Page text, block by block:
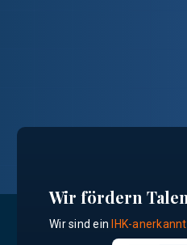
Wir fördern
Wir sind ein IHK-